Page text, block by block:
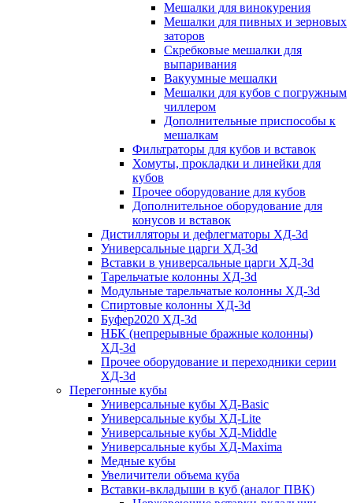
Мешалки для винокурения
Мешалки для пивных и зерновых
заторов
Скребковые мешалки для
выпаривания
Вакуумные мешалки
Мешалки для кубов с погружным
чиллером
Дополнительные приспособы к
мешалкам
Фильтраторы для кубов и вставок
Хомуты, прокладки и линейки для
кубов
Прочее оборудование для кубов
Дополнительное оборудование для
конусов и вставок
Дистилляторы и дефлегматоры ХД-3d
Универсальные царги ХД-3d
Вставки в универсальные царги ХД-3d
Тарельчатые колонны ХД-3d
Модульные тарельчатые колонны ХД-3d
Спиртовые колонны ХД-3d
Буфер2020 ХД-3d
НБК (непрерывные бражные колонны)
ХД-3d
Прочее оборудование и переходники серии
ХД-3d
Перегонные кубы
Универсальные кубы ХД-Basic
Универсальные кубы ХД-Lite
Универсальные кубы ХД-Middle
Универсальные кубы ХД-Maxima
Медные кубы
Увеличители объема куба
Вставки-вкладыши в куб (аналог ПВК)